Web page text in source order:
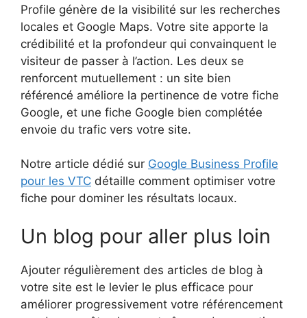
Profile génère de la visibilité sur les recherches
locales et Google Maps. Votre site apporte la
crédibilité et la profondeur qui convainquent le
visiteur de passer à l’action. Les deux se
renforcent mutuellement : un site bien
référencé améliore la pertinence de votre fiche
Google, et une fiche Google bien complétée
envoie du trafic vers votre site.
Notre article dédié sur Google Business Profile
pour les VTC détaille comment optimiser votre
fiche pour dominer les résultats locaux.
Un blog pour aller plus loin
Ajouter régulièrement des articles de blog à
votre site est le levier le plus efficace pour
améliorer progressivement votre référencement